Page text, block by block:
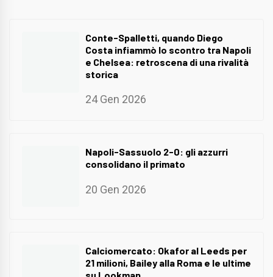
Conte-Spalletti, quando Diego
Costa infiammò lo scontro tra Napoli
e Chelsea: retroscena di una rivalità
storica
24 Gen 2026
Napoli-Sassuolo 2-0: gli azzurri
consolidano il primato
20 Gen 2026
Calciomercato: Okafor al Leeds per
21 milioni, Bailey alla Roma e le ultime